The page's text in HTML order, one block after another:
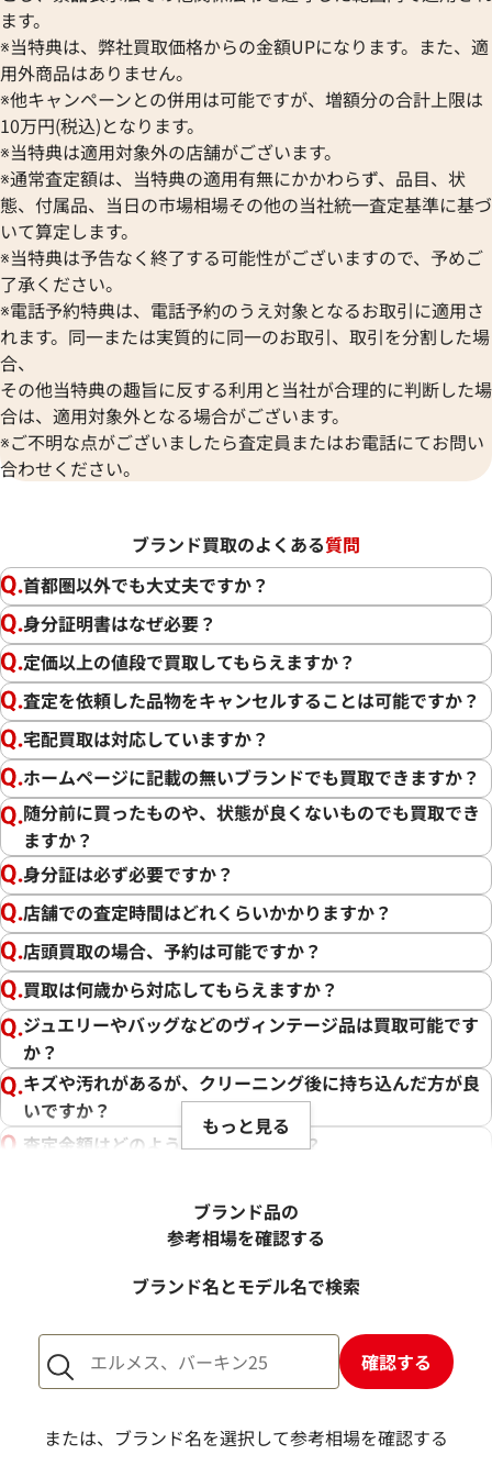
ます。
※当特典は、弊社買取価格からの金額UPになります。また、適
用外商品はありません。
※他キャンペーンとの併用は可能ですが、増額分の合計上限は
10万円(税込)となります。
※当特典は適用対象外の店舗がございます。
※通常査定額は、当特典の適用有無にかかわらず、品目、状
態、付属品、当日の市場相場その他の当社統一査定基準に基づ
いて算定します。
※当特典は予告なく終了する可能性がございますので、予めご
了承ください。
※電話予約特典は、電話予約のうえ対象となるお取引に適用さ
れます。同一または実質的に同一のお取引、取引を分割した場
合、
その他当特典の趣旨に反する利用と当社が合理的に判断した場
合は、適用対象外となる場合がございます。
※ご不明な点がございましたら査定員またはお電話にてお問い
合わせください。
ブランド買取のよくある質問
首都圏以外でも大丈夫ですか？
身分証明書はなぜ必要？
定価以上の値段で買取してもらえますか？
査定を依頼した品物をキャンセルすることは可能ですか？
宅配買取は対応していますか？
ホームページに記載の無いブランドでも買取できますか？
随分前に買ったものや、状態が良くないものでも買取でき
ますか？
身分証は必ず必要ですか？
店舗での査定時間はどれくらいかかりますか？
店頭買取の場合、予約は可能ですか？
買取は何歳から対応してもらえますか？
ジュエリーやバッグなどのヴィンテージ品は買取可能です
か？
キズや汚れがあるが、クリーニング後に持ち込んだ方が良
いですか？
査定金額はどのように決まりますか？
売却するか悩んでいるのですが、査定だけお願いできます
1点からでも査定できますか？
もっと見る
ブランド品の
参考相場を確認する
ブランド名とモデル名で検索
確認する
または、ブランド名を選択して参考相場を確認する